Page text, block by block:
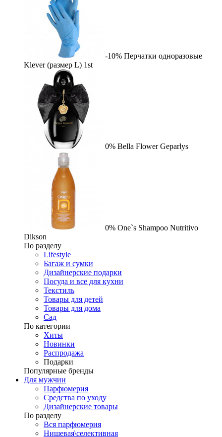
-10% Перчатки одноразовые
Klever (размер L) 1st
0% Bella Flower Geparlys
0% One`s Shampoo Nutritivo
Dikson
По разделу
Lifestyle
Багаж и сумки
Дизайнерские подарки
Посуда и все для кухни
Текстиль
Товары для детей
Товары для дома
Сад
По категории
Хиты
Новинки
Распродажа
Подарки
Популярные бренды
Для мужчин
Парфюмерия
Средства по уходу
Дизайнерские товары
По разделу
Вся парфюмерия
Нишевая\селективная